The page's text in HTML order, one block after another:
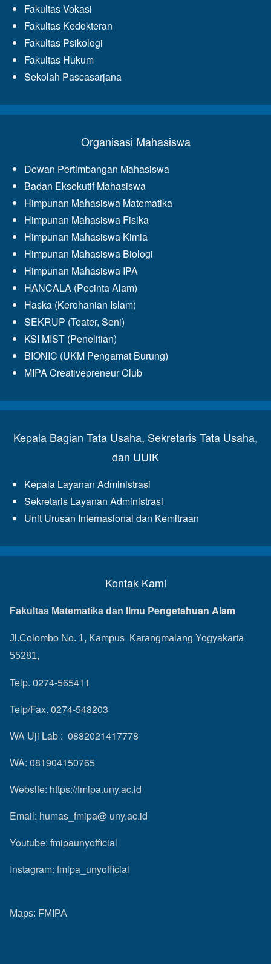
Fakultas Vokasi
Fakultas Kedokteran
Fakultas Psikologi
Fakultas Hukum
Sekolah Pascasarjana
Organisasi Mahasiswa
Dewan Pertimbangan Mahasiswa
Badan Eksekutif Mahasiswa
Himpunan Mahasiswa Matematika
Himpunan Mahasiswa Fisika
Himpunan Mahasiswa Kimia
Himpunan Mahasiswa Biologi
Himpunan Mahasiswa IPA
HANCALA (Pecinta Alam)
Haska (Kerohanian Islam)
SEKRUP (Teater, Seni)
KSI MIST (Penelitian)
BIONIC (UKM Pengamat Burung)
MIPA Creativepreneur Club
Kepala Bagian Tata Usaha, Sekretaris Tata Usaha,
dan UUIK
Kepala Layanan Administrasi
Sekretaris Layanan Administrasi
Unit Urusan Internasional dan Kemitraan
Kontak Kami
Fakultas Matematika dan Ilmu Pengetahuan Alam
Jl.Colombo No. 1, Kampus Karangmalang Yogyakarta
55281,
Telp. 0274-565411
Telp/Fax. 0274-548203
WA Uji Lab : 0882021417778
WA: 081904150765
Website: https://fmipa.uny.ac.id
Email: humas_fmipa@ uny.ac.id
Youtube: fmipaunyofficial
Instagram: fmipa_unyofficial
Maps: FMIPA